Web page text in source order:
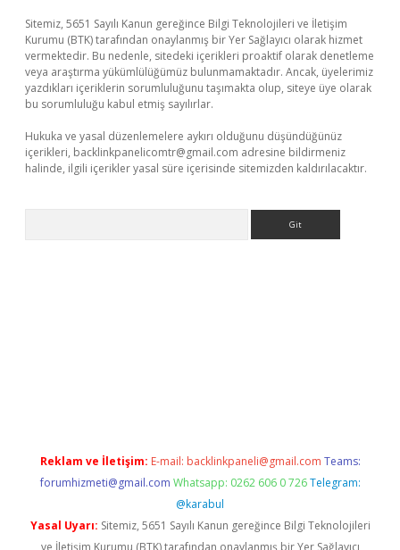
Sitemiz, 5651 Sayılı Kanun gereğince Bilgi Teknolojileri ve İletişim
Kurumu (BTK) tarafından onaylanmış bir Yer Sağlayıcı olarak hizmet
vermektedir. Bu nedenle, sitedeki içerikleri proaktif olarak denetleme
veya araştırma yükümlülüğümüz bulunmamaktadır. Ancak, üyelerimiz
yazdıkları içeriklerin sorumluluğunu taşımakta olup, siteye üye olarak
bu sorumluluğu kabul etmiş sayılırlar.
Hukuka ve yasal düzenlemelere aykırı olduğunu düşündüğünüz
içerikleri, backlinkpanelicomtr@gmail.com adresine bildirmeniz
halinde, ilgili içerikler yasal süre içerisinde sitemizden kaldırılacaktır.
Reklam ve İletişim: E-mail: backlinkpaneli@gmail.com Teams:
forumhizmeti@gmail.com Whatsapp: 0262 606 0 726 Telegram:
@karabul
Yasal Uyarı: Sitemiz, 5651 Sayılı Kanun gereğince Bilgi Teknolojileri
ve İletişim Kurumu (BTK) tarafından onaylanmış bir Yer Sağlayıcı